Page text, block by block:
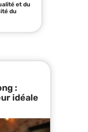
et du
du
:
idéale